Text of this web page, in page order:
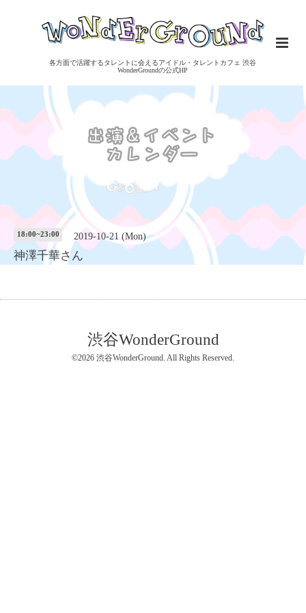
各方面で活躍するタレントに会えるアイドル・タレントカフェ 渋谷
WonderGroundの公式HP
18:00~23:00 2019-10-21 (Mon)
神澤千華さん
渋谷WonderGround
©2026 渋谷WonderGround. All Rights Reserved.